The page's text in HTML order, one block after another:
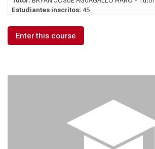
Estudiantes inscritos: 45
Enter this course